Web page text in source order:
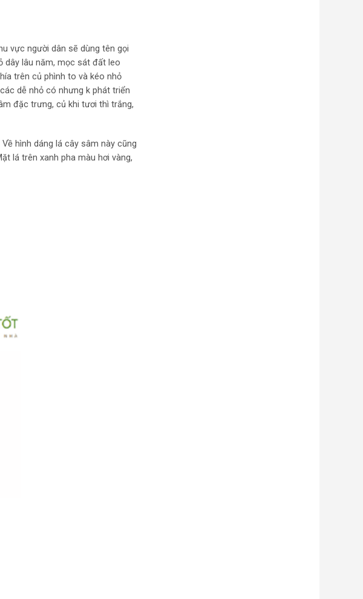
vực người dân sẽ dùng tên gọi
dây lâu năm, mọc sát đất leo
trên củ phình to và kéo nhỏ
dễ nhỏ có nhưng k phát triển
đặc trưng, củ khi tươi thì trắng,
hình dáng lá cây sâm này cũng
lá trên xanh pha màu hơi vàng,